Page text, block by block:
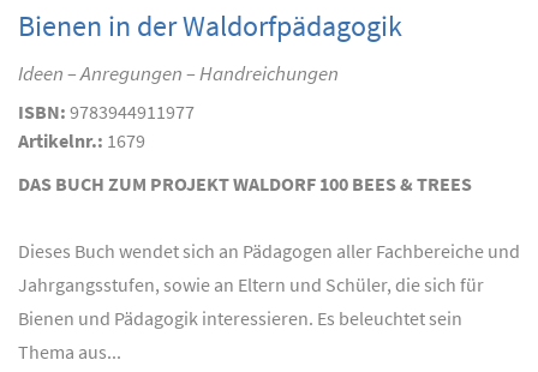
Bienen in der Waldorfpädagogik
Ideen – Anregungen – Handreichungen
ISBN: 9783944911977
Artikelnr.: 1679
DAS BUCH ZUM PROJEKT WALDORF 100 BEES & TREES
Dieses Buch wendet sich an Pädagogen aller Fachbereiche und
Jahrgangsstufen, sowie an Eltern und Schüler, die sich für
Bienen und Pädagogik interessieren. Es beleuchtet sein
Thema aus...